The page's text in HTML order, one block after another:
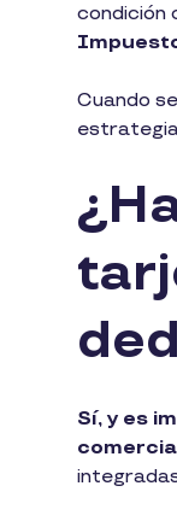
condición
Cuando
Sí, y es